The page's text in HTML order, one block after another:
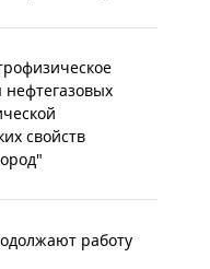
свойств
работу